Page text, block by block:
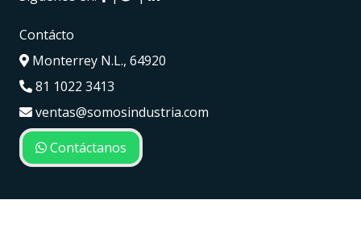
Contácto
Monterrey N.L., 64920
81 1022 3413
ventas@somosindustria.com
Contáctanos